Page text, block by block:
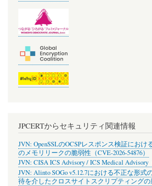
JPCERTからセキュリティ関連情報
JVN: OpenSSLのOCSPレスポンス検証におけ
のメモリリークの脆弱性（CVE-2026-54876）
JVN: CISA ICS Advisory / ICS Medical Advisory
JVN: Alinto SOGo v5.12.7における不正な形式
待を介したクロスサイトスクリプティングの